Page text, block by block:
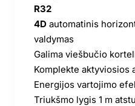
R32
4D automatinis
valdymas
Galima viešbučio
Komplekte aktyviosios
Energijos vartojimo
Triukšmo lygis 1 m